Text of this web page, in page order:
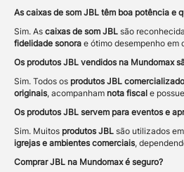
As caixas de som JBL têm boa potência e
Sim. As caixas de som JBL são
fidelidade sonora e ótimo desempenho em
Os produtos JBL vendidos na Mundomax
Sim. Todos os produtos JBL
originais, acompanham nota fiscal e
Os produtos JBL servem para eventos e
Sim. Muitos produtos JBL são utilizados em
igrejas e ambientes comerciais,
Comprar JBL na Mundomax é seguro?